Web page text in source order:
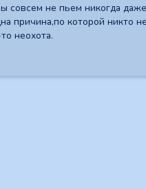
совсем не пьем никогда
причина,по которой никто
неохота.